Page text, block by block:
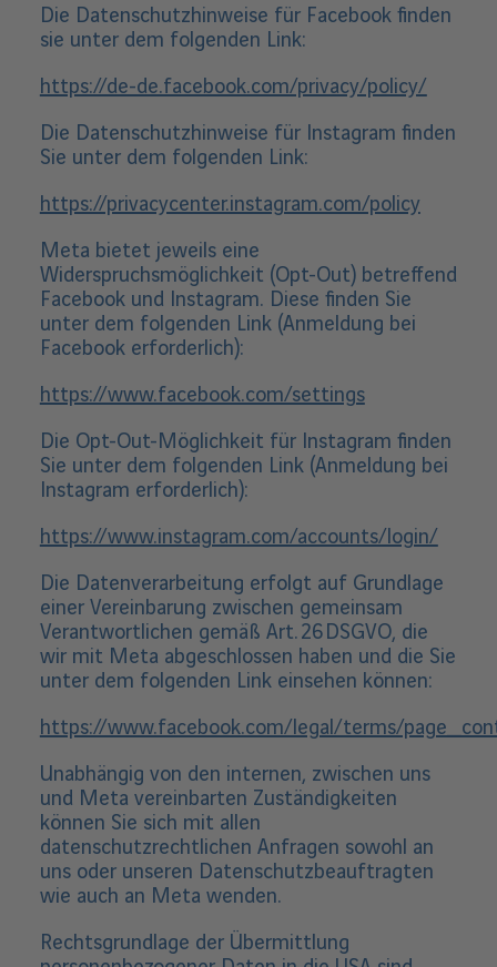
Die Datenschutzhinweise für Facebook finden
sie unter dem folgenden Link:
https://de-de.facebook.com/privacy/policy/
Die Datenschutzhinweise für Instagram finden
Sie unter dem folgenden Link:
https://privacycenter.instagram.com/policy
Meta bietet jeweils eine
Widerspruchsmöglichkeit (Opt-Out) betreffend
Facebook und Instagram. Diese finden Sie
unter dem folgenden Link (Anmeldung bei
Facebook erforderlich):
https://www.facebook.com/settings
Die Opt-Out-Möglichkeit für Instagram finden
Sie unter dem folgenden Link (Anmeldung bei
Instagram erforderlich):
https://www.instagram.com/accounts/login/
Die Datenverarbeitung erfolgt auf Grundlage
einer Vereinbarung zwischen gemeinsam
Verantwortlichen gemäß Art. 26 DSGVO, die
wir mit Meta abgeschlossen haben und die Sie
unter dem folgenden Link einsehen können:
https://www.facebook.com/legal/terms/
Unabhängig von den internen, zwischen uns
und Meta vereinbarten Zuständigkeiten
können Sie sich mit allen
datenschutzrechtlichen Anfragen sowohl an
uns oder unseren Datenschutzbeauftragten
wie auch an Meta wenden.
Rechtsgrundlage der Übermittlung